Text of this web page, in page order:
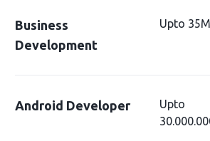
Business
Development
Upto 35M
Android Developer
Upto